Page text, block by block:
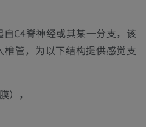
C4脊神经或其某一分支，该
管，为以下结构提供感觉支
），